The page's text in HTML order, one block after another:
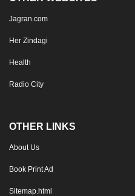
Jagran.com
Her Zindagi
Health
Radio City
OTHER LINKS
About Us
Book Print Ad
Sitemap.html